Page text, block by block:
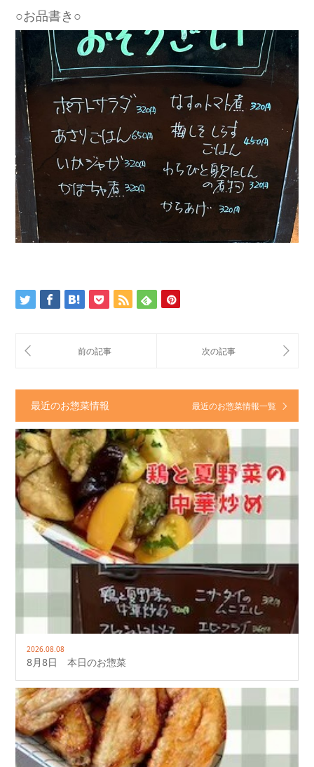
○お品書き○
最近のお惣菜情報 最近のお惣菜情報一覧
2026.08.08
8月8日 本日のお惣菜